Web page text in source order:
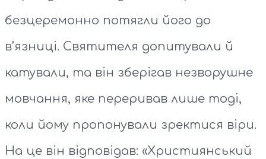
безцеремонно потягли його до
в’язниці. Святителя допитували й
катували, та він зберігав незворушне
мовчання, яке переривав лише тоді,
коли йому пропонували зректися віри.
На це він відповідав: «Християнський